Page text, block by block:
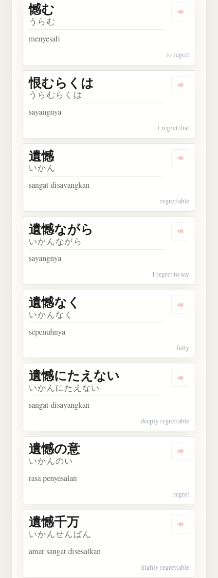
Dengarkan
憾む
うらむ
menyesali
to regret
Dengarkan
恨むらくは
うらむらくは
sayangnya
I regret that
Dengarkan
遺憾
いかん
sangat disayangkan
regrettable
Dengarkan
遺憾ながら
いかんながら
sayangnya
I regret to say
Dengarkan
遺憾なく
いかんなく
sepenuhnya
fully
Dengarkan
遺憾にたえない
いかんにたえない
sangat disayangkan
deeply regrettable
Dengarkan
遺憾の意
いかんのい
rasa penyesalan
regret
Dengarkan
遺憾千万
いかんせんばん
amat sangat disesalkan
highly regrettable